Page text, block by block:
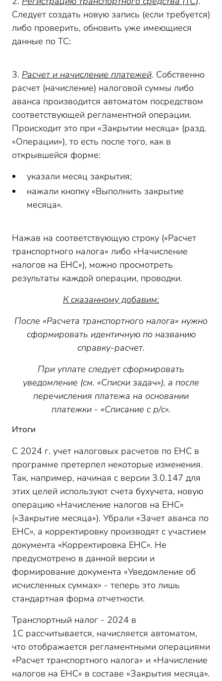
Следует создать новую запись (если требуется)
либо проверить, обновить уже имеющиеся
данные по ТС:
3. Расчет и начисление платежей. Собственно
расчет (начисление) налоговой суммы либо
аванса производится автоматом посредством
соответствующей регламентной операции.
Происходит это при «Закрытии месяца» (разд.
«Операции»), то есть после того, как в
открывшейся форме:
указали месяц закрытия;
нажали кнопку «Выполнить закрытие
месяца».
Нажав на соответствующую строку («Расчет
транспортного налога» либо «Начисление
налогов на ЕНС»), можно просмотреть
результаты каждой операции, проводки.
К сказанному добавим:
После «Расчета транспортного налога» нужно
сформировать идентичную по названию
справку-расчет.
При уплате следует сформировать
уведомление (см. «Списки задач»), а после
перечисления платежа на основании
платежки - «Списание с р/с».
Итоги
С 2024 г. учет налоговых расчетов по ЕНС в
программе претерпел некоторые изменения.
Так, например, начиная с версии 3.0.147 для
этих целей используют счета бухучета, новую
операцию «Начисление налогов на ЕНС»
(«Закрытие месяца»). Убрали «Зачет аванса по
ЕНС», а корректировку производят с участием
документа «Корректировка ЕНС». Не
предусмотрено в данной версии и
формирование документа «Уведомление об
исчисленных суммах» - теперь это лишь
стандартная форма отчетности.
Транспортный налог - 2024 в
1С рассчитывается, начисляется автоматом,
что отображается регламентными операциями
«Расчет транспортного налога» и «Начисление
налогов на ЕНС» в составе «Закрытия месяца».